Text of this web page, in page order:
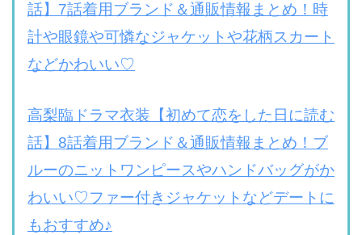
話】7話着用ブランド＆通販情報まとめ！時
計や眼鏡や可憐なジャケットや花柄スカート
などかわいい♡
高梨臨ドラマ衣装【初めて恋をした日に読む
話】8話着用ブランド＆通販情報まとめ！ブ
ルーのニットワンピースやハンドバッグがか
わいい♡ファー付きジャケットなどデートに
もおすすめ♪